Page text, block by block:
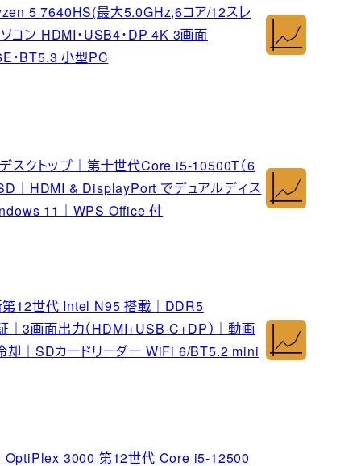
5 7640HS(最大5.0GHz,6コア/12スレ
ン HDMI・USB4・DP 4K 3画面
・BT5.3 小型PC
スクトップ｜第十世代Core i5-10500T（6
｜HDMI & DisplayPort でデュアルディス
11｜WPS Office 付
第12世代 Intel N95 搭載｜DDR5
3画面出力（HDMI+USB-C+DP）｜動画
｜SDカードリーダー WiFi 6/BT5.2 mini
OptiPlex 3000 第12世代 Core i5-12500